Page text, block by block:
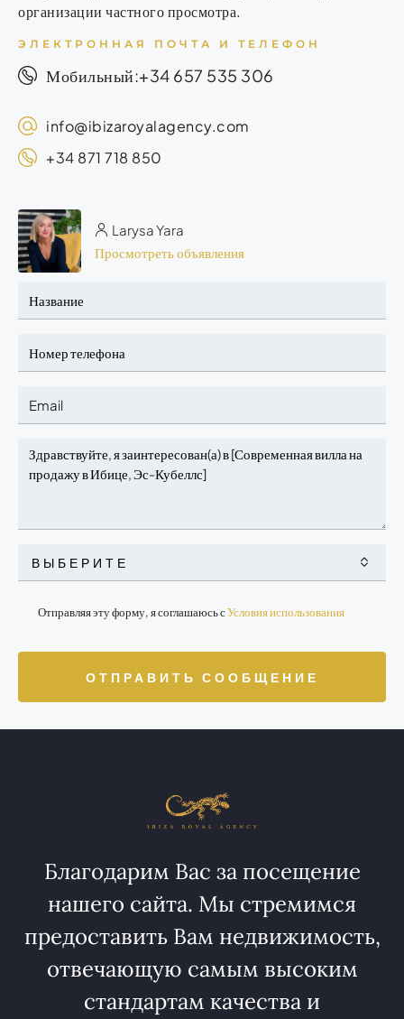
организации частного просмотра.
ЭЛЕКТРОННАЯ ПОЧТА И ТЕЛЕФОН
Мобильный:+34 657 535 306
info@ibizaroyalagency.com
+34 871 718 850
Larysa Yara
Просмотреть объявления
ВЫБЕРИТЕ
Отправляя эту форму, я соглашаюсь сУсловия использования
ОТПРАВИТЬ СООБЩЕНИЕ
Благодарим Вас за посещение
нашего сайта. Мы стремимся
предоставить Вам недвижимость,
отвечающую самым высоким
стандартам качества и